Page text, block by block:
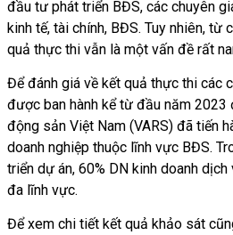
đầu tư phát triển BĐS, các chuyên
kinh tế, tài chính, BĐS. Tuy nhiên, từ
quả thực thi vẫn là một vấn đề rất
Để đánh giá về kết quả thực thi các
được ban hành kể từ đầu năm 2023
động sản Việt Nam (VARS) đã tiến
doanh nghiệp thuộc lĩnh vực BĐS.
triển dự án, 60% DN kinh doanh
đa lĩnh vực.
Để xem chi tiết kết quả khảo sát